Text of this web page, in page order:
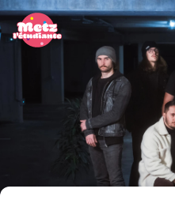
Panneau de gestion des